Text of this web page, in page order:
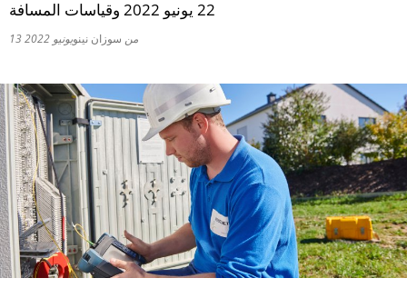
22 يونيو 2022 وقياسات المسافة
13 يونيو 2022 من سوزان نينو